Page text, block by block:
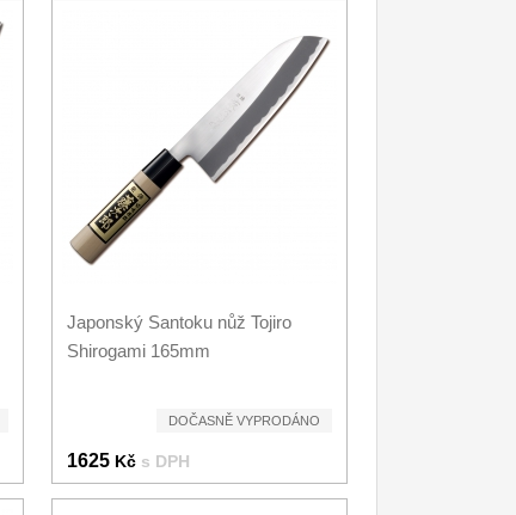
Japonský Santoku nůž Tojiro
Shirogami 165mm
DOČASNĚ VYPRODÁNO
1625 Kč s DPH